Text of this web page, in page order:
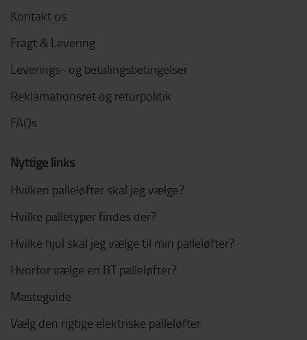
Kontakt os
Fragt & Levering
Leverings- og betalingsbetingelser
Reklamationsret og returpolitik
FAQs
Nyttige links
Hvilken palleløfter skal jeg vælge?
Hvilke palletyper findes der?
Hvilke hjul skal jeg vælge til min palleløfter?
Hvorfor vælge en BT palleløfter?
Masteguide
Vælg den rigtige elektriske palleløfter